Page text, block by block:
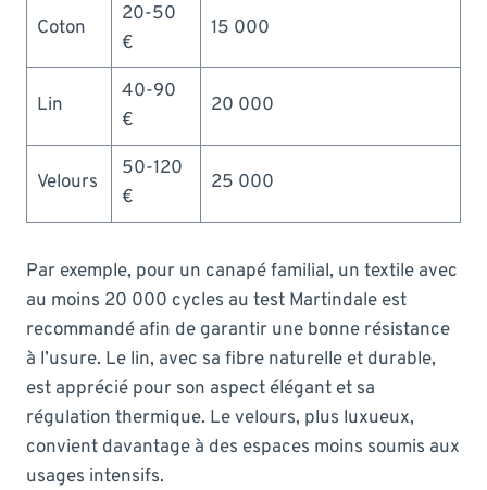
Coton
20-50
€
15 000
Lin
40-90
€
20 000
Velours
50-120
€
25 000
Par exemple, pour un canapé familial, un textile avec
au moins 20 000 cycles au test Martindale est
recommandé afin de garantir une bonne résistance
à l’usure. Le lin, avec sa fibre naturelle et durable,
est apprécié pour son aspect élégant et sa
régulation thermique. Le velours, plus luxueux,
convient davantage à des espaces moins soumis aux
usages intensifs.